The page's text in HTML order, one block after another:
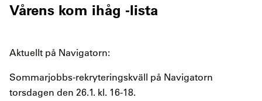
Vårens kom ihåg -lista
Aktuellt på Navigatorn:
Sommarjobbs-rekryteringskväll på Navigatorn
torsdagen den 26.1. kl. 16-18.